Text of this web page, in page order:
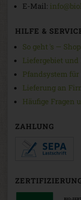
E-Mail:
HILFE &
So geht 's —
Liefergebiet und
Pfandsystem
Lieferung an
Häufige Fragen
ZAHLUNG